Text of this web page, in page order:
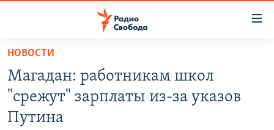
упрощенного
доступа
Вернуться
основному
ПОДКАСТЫ
АВТОРСКИЕ ПРОЕКТЫ
НОВОСТИ
Магадан: работникам школ
"срежут" зарплаты из-за указов
Путина